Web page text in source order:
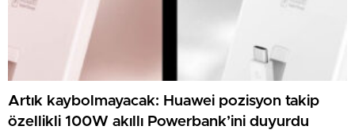
Artık kaybolmayacak: Huawei pozisyon takip
özellikli 100W akıllı Powerbank’ini duyurdu